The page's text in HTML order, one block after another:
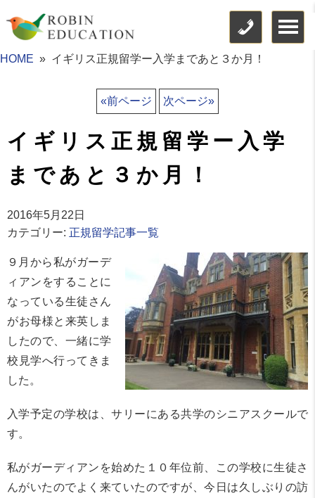
HOME イギリス正規留学ー入学まであと３か月！
«前ページ 次ページ»
イギリス正規留学ー入学
まであと３か月！
2016年5月22日
カテゴリー: 正規留学記事一覧
９月から私がガーデ
ィアンをすることに
なっている生徒さん
がお母様と来英しま
したので、一緒に学
校見学へ行ってきま
した。
入学予定の学校は、サリーにある共学のシニアスクールで
す。
私がガーディアンを始めた１０年位前、この学校に生徒さ
んがいたのでよく来ていたのですが、今日は久しぶりの訪